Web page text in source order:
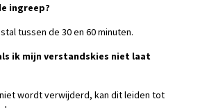
ingreep?
tussen de 30 en 60 minuten.
ik mijn verstandskies niet laat
wordt verwijderd, kan dit leiden tot